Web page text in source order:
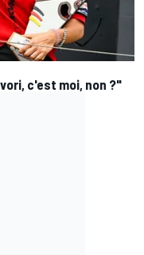
c'est moi, non ?"